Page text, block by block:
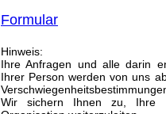
Formular
Hinweis:
Ihre Anfragen und alle darin
Ihrer Person werden von uns
Wir sichern Ihnen zu, Ihre